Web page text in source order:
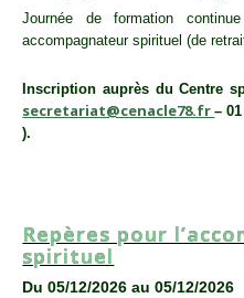
Journée de formation
accompagnateur spirituel (de
Inscription auprès du Centre
secretariat@cenacle78.fr–
).
Repères pour
spirituel
Du 05/12/2026 au 05/12/2026